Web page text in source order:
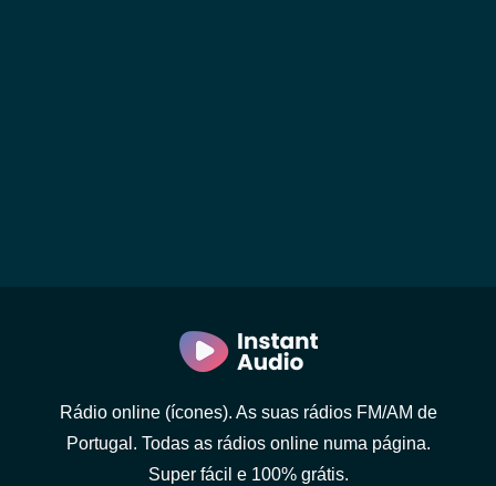
Rádio online (ícones). As suas rádios FM/AM de
Portugal. Todas as rádios online numa página.
Super fácil e 100% grátis.